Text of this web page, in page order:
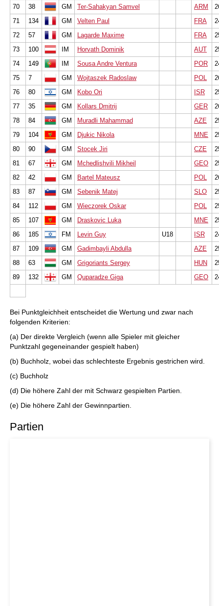
70
38 GM Ter-Sahakyan Samvel ARM
71
134 GM Velten Paul FRA
72
57 GM Lagarde Maxime FRA
73
100 IM Horvath Dominik AUT
74
149 IM Sousa Andre Ventura POR
75
7 GM Wojtaszek Radoslaw POL
76
80 GM Kobo Ori ISR
77
35 GM Kollars Dmitrij GER
78
84 GM Muradli Mahammad AZE
79
104 GM Djukic Nikola MNE
80
90 GM Stocek Jiri CZE
81
67 GM Mchedlishvili Mikheil GEO
82
42 GM Bartel Mateusz POL
83
87 GM Sebenik Matej SLO
84
112 GM Wieczorek Oskar POL
85
107 GM Draskovic Luka MNE
86
185 FM Levin Guy U18 ISR
87
109 GM Gadimbayli Abdulla AZE
88
63 GM Grigoriants Sergey HUN
89
132 GM Quparadze Giga GEO
Bei Punktgleichheit entscheidet die Wertung und zwar nach
folgenden Kriterien:
(a) Der direkte Vergleich (wenn alle Spieler mit gleicher
Punktzahl gegeneinander gespielt haben)
(b) Buchholz, wobei das schlechteste Ergebnis gestrichen wird.
(c) Buchholz
(d) Die höhere Zahl der mit Schwarz gespielten Partien.
(e) Die höhere Zahl der Gewinnpartien.
Partien